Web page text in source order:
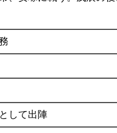
して出陣